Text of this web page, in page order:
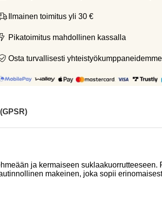
Ilmainen toimitus yli 30 €
Pikatoimitus mahdollinen kassalla
Osta turvallisesti
ja kermaiseen suklaakuorrutteeseen.
makeinen, joka sopii